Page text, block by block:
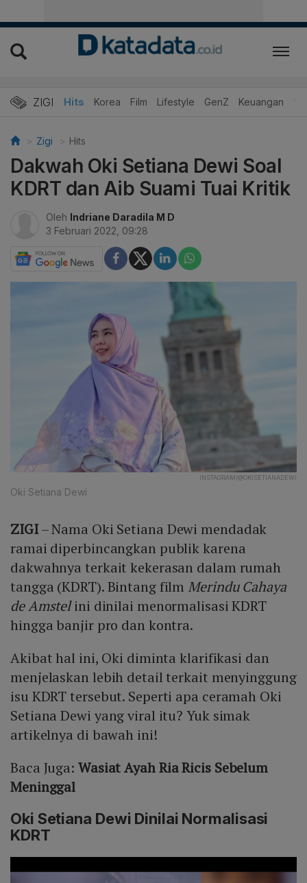
ZIGI Hits Korea Film Lifestyle GenZ Keuangan
Zigi Hits
Dakwah Oki Setiana Dewi Soal
KDRT dan Aib Suami Tuai Kritik
Oleh Indriane Daradila M D
3 Februari 2022, 09:28
INSTAGRAM/@OKISETIANADEWI
Oki Setiana Dewi
ZIGI– Nama Oki Setiana Dewi mendadak
ramai diperbincangkan publik karena
dakwahnya terkait kekerasan dalam rumah
tangga (KDRT). Bintang film Merindu Cahaya
de Amstelini dinilai menormalisasi KDRT
hingga banjir pro dan kontra.
Akibat hal ini, Oki diminta klarifikasi dan
menjelaskan lebih detail terkait menyinggung
isu KDRT tersebut. Seperti apa ceramah Oki
Setiana Dewi yang viral itu? Yuk simak
artikelnya di bawah ini!
Baca Juga: Wasiat Ayah Ria Ricis Sebelum
Meninggal
Oki Setiana Dewi Dinilai Normalisasi
KDRT